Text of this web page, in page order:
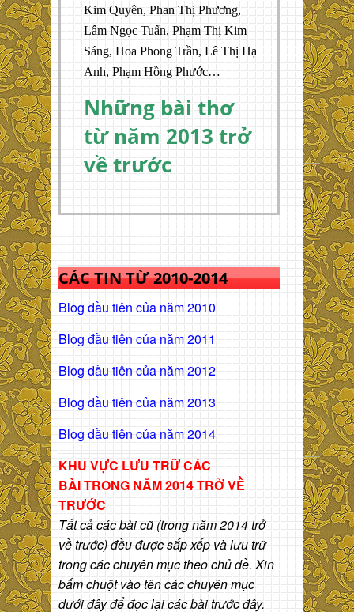
Kim Quyên, Phan Thị Phương,
Lâm Ngọc Tuấn, Phạm Thị Kim
Sáng, Hoa Phong Trần, Lê Thị Hạ
Anh, Phạm Hồng Phước…
Những bài thơ
từ năm 2013 trở
về trước
CÁC TIN TỪ 2010-2014
Blog đầu tiên của năm 2010
Blog đầu tiên của năm 2011
Blog dầu tiên của năm 2012
Blog dầu tiên của năm 2013
Blog dầu tiên của năm 2014
KHU VỰC LƯU TRỮ CÁC
BÀITRONG NĂM 2014 TRỞ VỀ
TRƯỚC
Tất cả các bài cũ (trong năm 2014 trở
về trước) đều được sắp xếp và lưu trữ
trong các chuyên mục theo chủ đề. Xin
bấm chuột vào tên các chuyên mục
dưới đây để đọc lại các bài trước đây.